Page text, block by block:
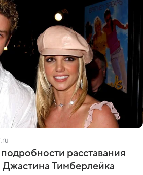
расставания
Тимберлейка